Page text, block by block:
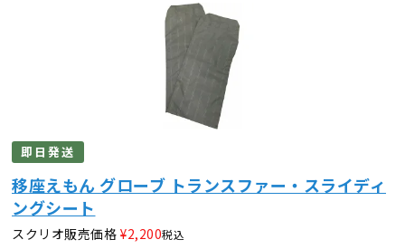
即日発送
移座えもん グローブ トランスファー・スライディ
ングシート
スクリオ販売価格 ¥2,200税込